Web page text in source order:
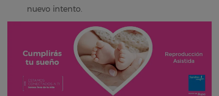
nuevo intento.